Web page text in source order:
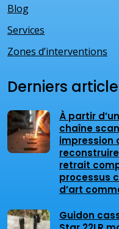
Blog
Services
Zones d’interventions
Derniers
À partir
chaîne
impression
retrait
processus
d’art
Guidon